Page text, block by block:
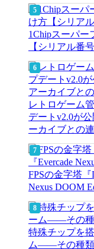
1Chipスーパー
【シリアル番
レトロゲーム
デートv2.0が
ーカイブとの
FPSの金字塔
Nexus DOOM
特殊チップを
ム――その種類